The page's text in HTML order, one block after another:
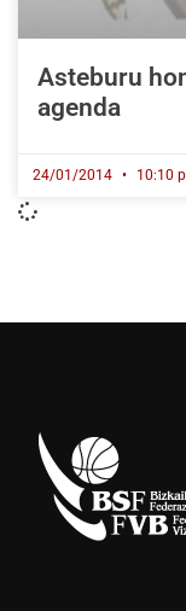
Asteburu
agenda
24/01/2014 10:10